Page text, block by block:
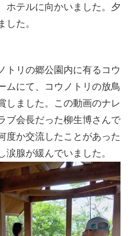
ホテルに向かいました。夕
した。
トリの郷公園内に有るコウ
ムにて、コウノトリの放鳥
しました。この動画のナレ
ブ会長だった柳生博さんで
度か交流したことがあった
腺が緩んでいました。